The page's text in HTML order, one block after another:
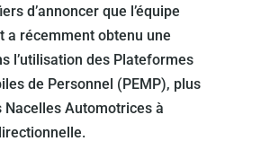
d’annoncer que l’équipe
a récemment obtenu une
l’utilisation des Plateformes
de Personnel (PEMP), plus
Nacelles Automotrices à